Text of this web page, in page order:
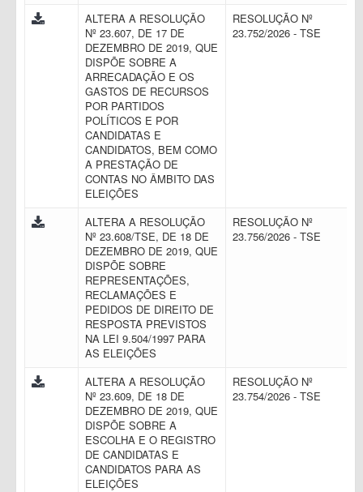
ALTERA A RESOLUÇÃO
Nº 23.607, DE 17 DE
DEZEMBRO DE 2019, QUE
DISPÕE SOBRE A
ARRECADAÇÃO E OS
GASTOS DE RECURSOS
POR PARTIDOS
POLÍTICOS E POR
CANDIDATAS E
CANDIDATOS, BEM COMO
A PRESTAÇÃO DE
CONTAS NO ÂMBITO DAS
ELEIÇÕES
RESOLUÇÃO Nº
23.752/2026 - TSE
ALTERA A RESOLUÇÃO
Nº 23.608/TSE, DE 18 DE
DEZEMBRO DE 2019, QUE
DISPÕE SOBRE
REPRESENTAÇÕES,
RECLAMAÇÕES E
PEDIDOS DE DIREITO DE
RESPOSTA PREVISTOS
NA LEI 9.504/1997 PARA
AS ELEIÇÕES
RESOLUÇÃO Nº
23.756/2026 - TSE
ALTERA A RESOLUÇÃO
Nº 23.609, DE 18 DE
DEZEMBRO DE 2019, QUE
DISPÕE SOBRE A
ESCOLHA E O REGISTRO
DE CANDIDATAS E
CANDIDATOS PARA AS
ELEIÇÕES
RESOLUÇÃO Nº
23.754/2026 - TSE